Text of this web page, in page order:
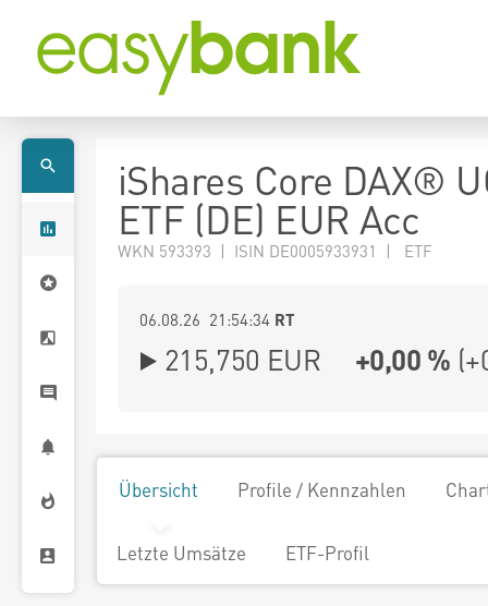
iShares Core DAX®
ETF (DE) EUR Acc
WKN 593393 | ISIN DE0005933931 | ETF
06.08.26 21:54:34 RT
215,750 EUR +0,00 % (
Übersicht Profile / Kennzahlen
Letzte Umsätze ETF-Profil